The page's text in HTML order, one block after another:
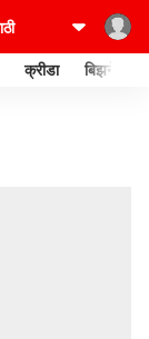
क्रीडा बिझनेस